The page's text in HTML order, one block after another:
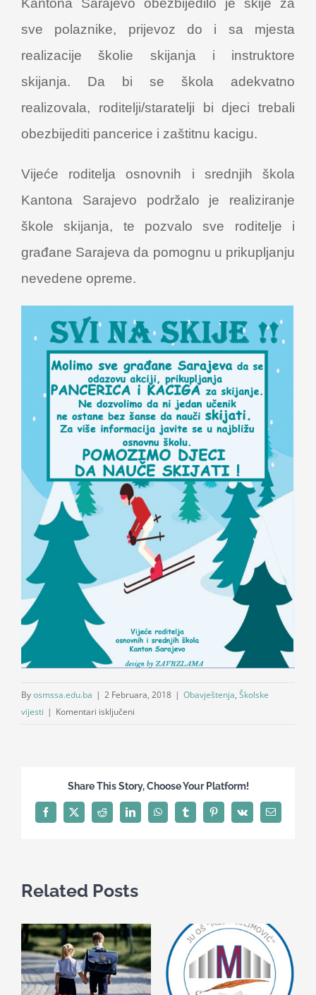
sve polaznike, prijevoz do i sa mjesta
realizacije školie skijanja i instruktore
skijanja. Da bi se škola adekvatno
realizovala, roditelji/staratelji bi djeci trebali
obezbijediti pancerice i zaštitnu kacigu.
Vijeće roditelja osnovnih i srednjih škola
Kantona Sarajevo podržalo je realiziranje
škole skijanja, te pozvalo sve roditelje i
građane Sarajeva da pomognu u prikupljanju
nevedene opreme.
Byosmssa.edu.ba | 2 Februara, 2018 | Obavještenja, Školske
vijesti | Komentari isključeni
Share This Story, Choose Your Platform!
Facebook
X Reddit LinkedInWhatsAppTumblrPinterest
Vk Email
Related Posts